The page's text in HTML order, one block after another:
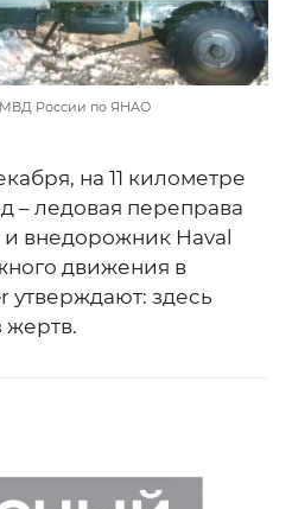
России по ЯНАО
на 11 километре
– ледовая переправа
внедорожник Haval
движения в
утверждают: здесь
жертв.